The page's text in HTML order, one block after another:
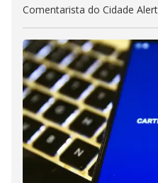
Comentarista do Cidade